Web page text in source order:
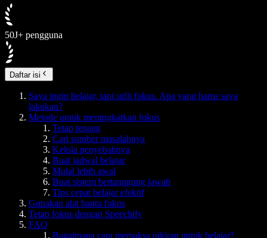
50J+ pengguna
Daftar isi
Saya ingin belajar, tapi sulit fokus. Apa yang harus saya
lakukan?
Metode untuk meningkatkan fokus
Tetap tenang
Cari sumber masalahnya
Kelola penyebabnya
Buat jadwal belajar
Mulai lebih awal
Buat sistem bertanggung jawab
Tips cepat belajar efektif
Gunakan alat bantu fokus
Tetap fokus dengan Speechify
FAQ
Bagaimana cara memaksa pikiran untuk belajar?